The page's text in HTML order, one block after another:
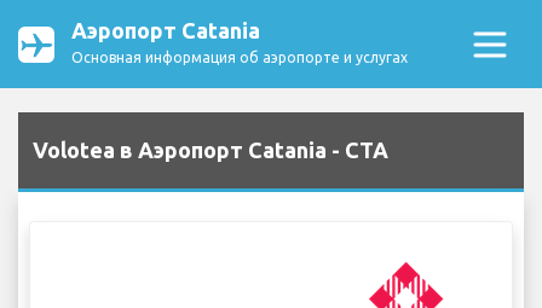
Аэропорт Catania
Основная информация об аэропорте и услугах
Volotea в Аэропорт Catania - CTA